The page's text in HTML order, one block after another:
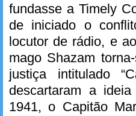
fundasse a Timely
de iniciado o
locutor de rádio, e
mago Shazam
justiça intitulado
descartaram a
1941, o Capitão